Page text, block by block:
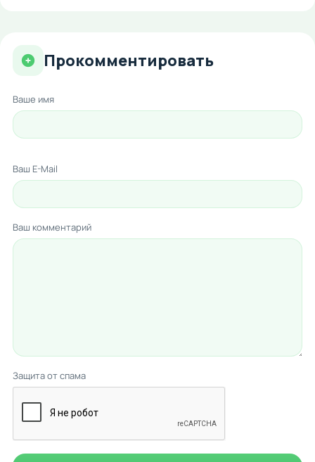
Прокомментировать
Ваше имя
Ваш E-Mail
Ваш комментарий
Защита от спама